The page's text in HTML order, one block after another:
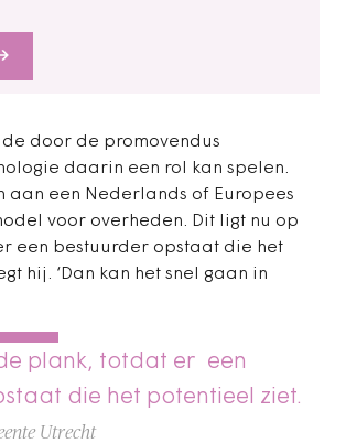
door de promovendus
daarin een rol kan spelen.
aan een Nederlands of Europees
voor overheden. Dit ligt nu op
een bestuurder opstaat die het
hij. ‘Dan kan het snel gaan in
plank, totdat er een
die het potentieel ziet.
Utrecht